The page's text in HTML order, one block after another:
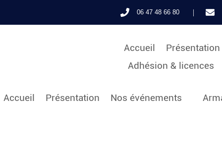
06 47 48 66 80 |
Accueil
Présentation
Adhésion & licences
Accueil Présentation Nos événements